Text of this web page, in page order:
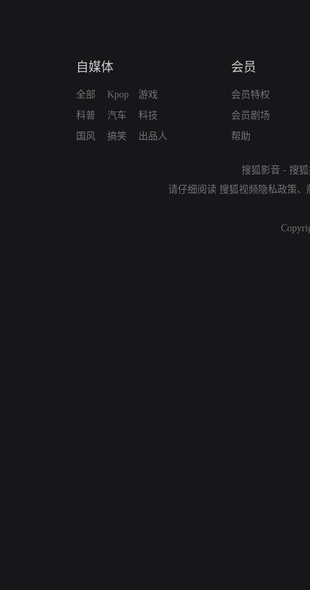
自媒体
全部
科普
国风
Kpop
汽车
搞笑
游戏
科技
出品人
会员
会员特权
会员剧场
帮助
搜狐影音 - 搜
请仔细阅读 搜狐视频隐私政策、